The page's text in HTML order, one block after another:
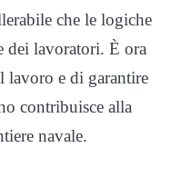
che le logiche
dei lavoratori. È ora
lavoro e di garantire
contribuisce alla
navale.